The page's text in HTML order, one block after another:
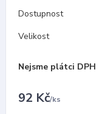
Dostupnost
Velikost
Nejsme plátci DPH
92 Kč/ks